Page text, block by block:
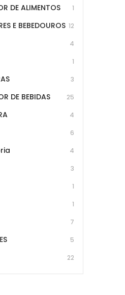
DE ALIMENTOS 1
E BEBEDOUROS 12
4
1
3
DE BEBIDAS 25
4
6
4
3
1
1
7
5
22